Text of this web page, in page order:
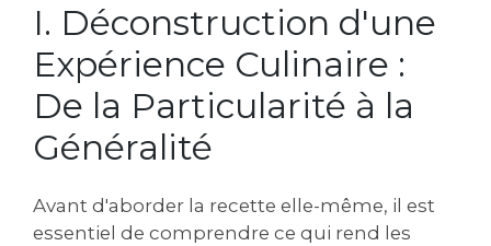
I. Déconstruction d'une
Expérience Culinaire :
De la Particularité à la
Généralité
Avant d'aborder la recette elle-même, il est
essentiel de comprendre ce qui rend les